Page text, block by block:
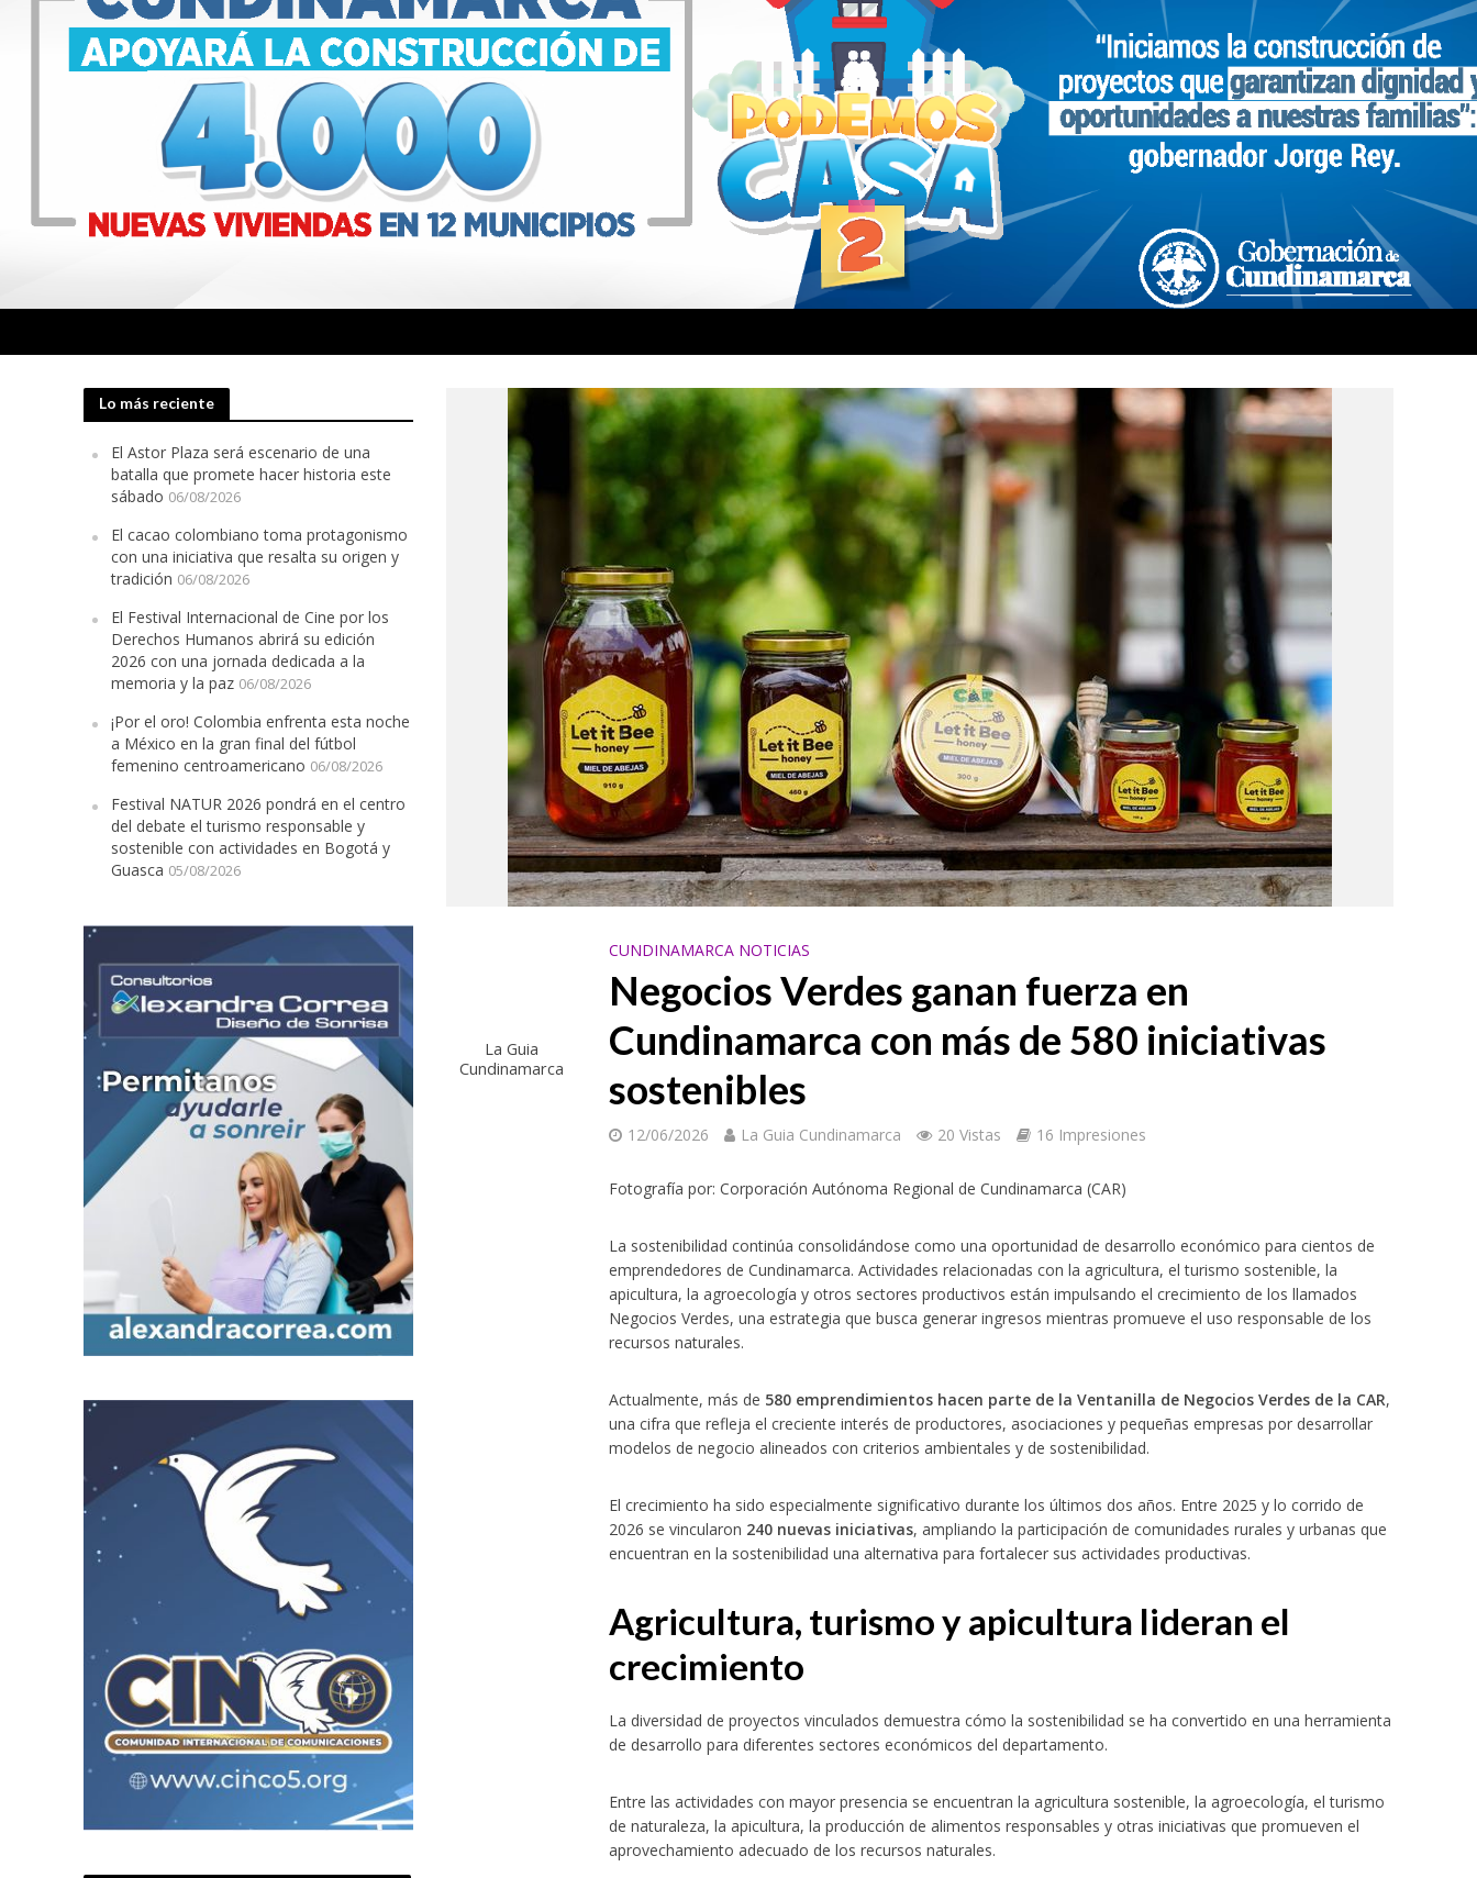
Lo más reciente
El Astor Plaza será escenario de una
batalla que promete hacer historia este
sábado 06/08/2026
El cacao colombiano toma protagonismo
con una iniciativa que resalta su origen y
tradición 06/08/2026
El Festival Internacional de Cine por los
Derechos Humanos abrirá su edición
2026 con una jornada dedicada a la
memoria y la paz 06/08/2026
¡Por el oro! Colombia enfrenta esta noche
a México en la gran final del fútbol
femenino centroamericano 06/08/2026
Festival NATUR 2026 pondrá en el centro
del debate el turismo responsable y
sostenible con actividades en Bogotá y
Guasca 05/08/2026
La Guia
Cundinamarca
CUNDINAMARCA NOTICIAS
Negocios Verdes ganan fuerza en
Cundinamarca con más de 580 iniciativas
sostenibles
12/06/2026 La Guia Cundinamarca 20 Vistas 16 Impresiones
Fotografía por: Corporación Autónoma Regional de Cundinamarca (CAR)
La sostenibilidad continúa consolidándose como una oportunidad de desarrollo económico para cientos de
emprendedores de Cundinamarca. Actividades relacionadas con la agricultura, el turismo sostenible, la
apicultura, la agroecología y otros sectores productivos están impulsando el crecimiento de los llamados
Negocios Verdes, una estrategia que busca generar ingresos mientras promueve el uso responsable de los
recursos naturales.
Actualmente, más de 580 emprendimientos hacen parte de la Ventanilla de Negocios Verdes de la CAR,
una cifra que refleja el creciente interés de productores, asociaciones y pequeñas empresas por desarrollar
modelos de negocio alineados con criterios ambientales y de sostenibilidad.
El crecimiento ha sido especialmente significativo durante los últimos dos años. Entre 2025 y lo corrido de
2026 se vincularon 240 nuevas iniciativas, ampliando la participación de comunidades rurales y urbanas que
encuentran en la sostenibilidad una alternativa para fortalecer sus actividades productivas.
Agricultura, turismo y apicultura lideran el
crecimiento
La diversidad de proyectos vinculados demuestra cómo la sostenibilidad se ha convertido en una herramienta
de desarrollo para diferentes sectores económicos del departamento.
Entre las actividades con mayor presencia se encuentran la agricultura sostenible, la agroecología, el turismo
de naturaleza, la apicultura, la producción de alimentos responsables y otras iniciativas que promueven el
aprovechamiento adecuado de los recursos naturales.